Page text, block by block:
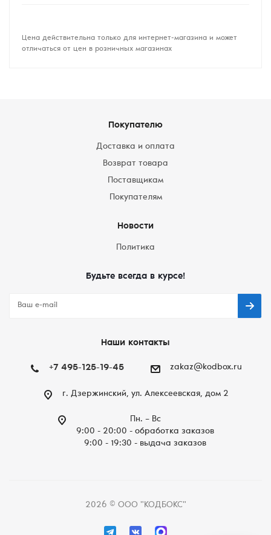
Цена действительна только для интернет-магазина и может
отличаться от цен в розничных магазинах
Покупателю
Доставка и оплата
Возврат товара
Поставщикам
Покупателям
Новости
Политика
Будьте всегда в курсе!
Наши контакты
+7 495-125-19-45 zakaz@kodbox.ru
г. Дзержинский, ул. Алексеевская, дом 2
Пн. – Вc
9:00 - 20:00 - обработка заказов
9:00 - 19:30 - выдача заказов
2026 © ООО "КОДБОКС"